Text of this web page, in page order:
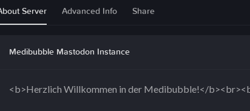
Server Advanced Info Share
Medibubble Mastodon Instance
<b>Herzlich Willkommen in der Medibubble!</